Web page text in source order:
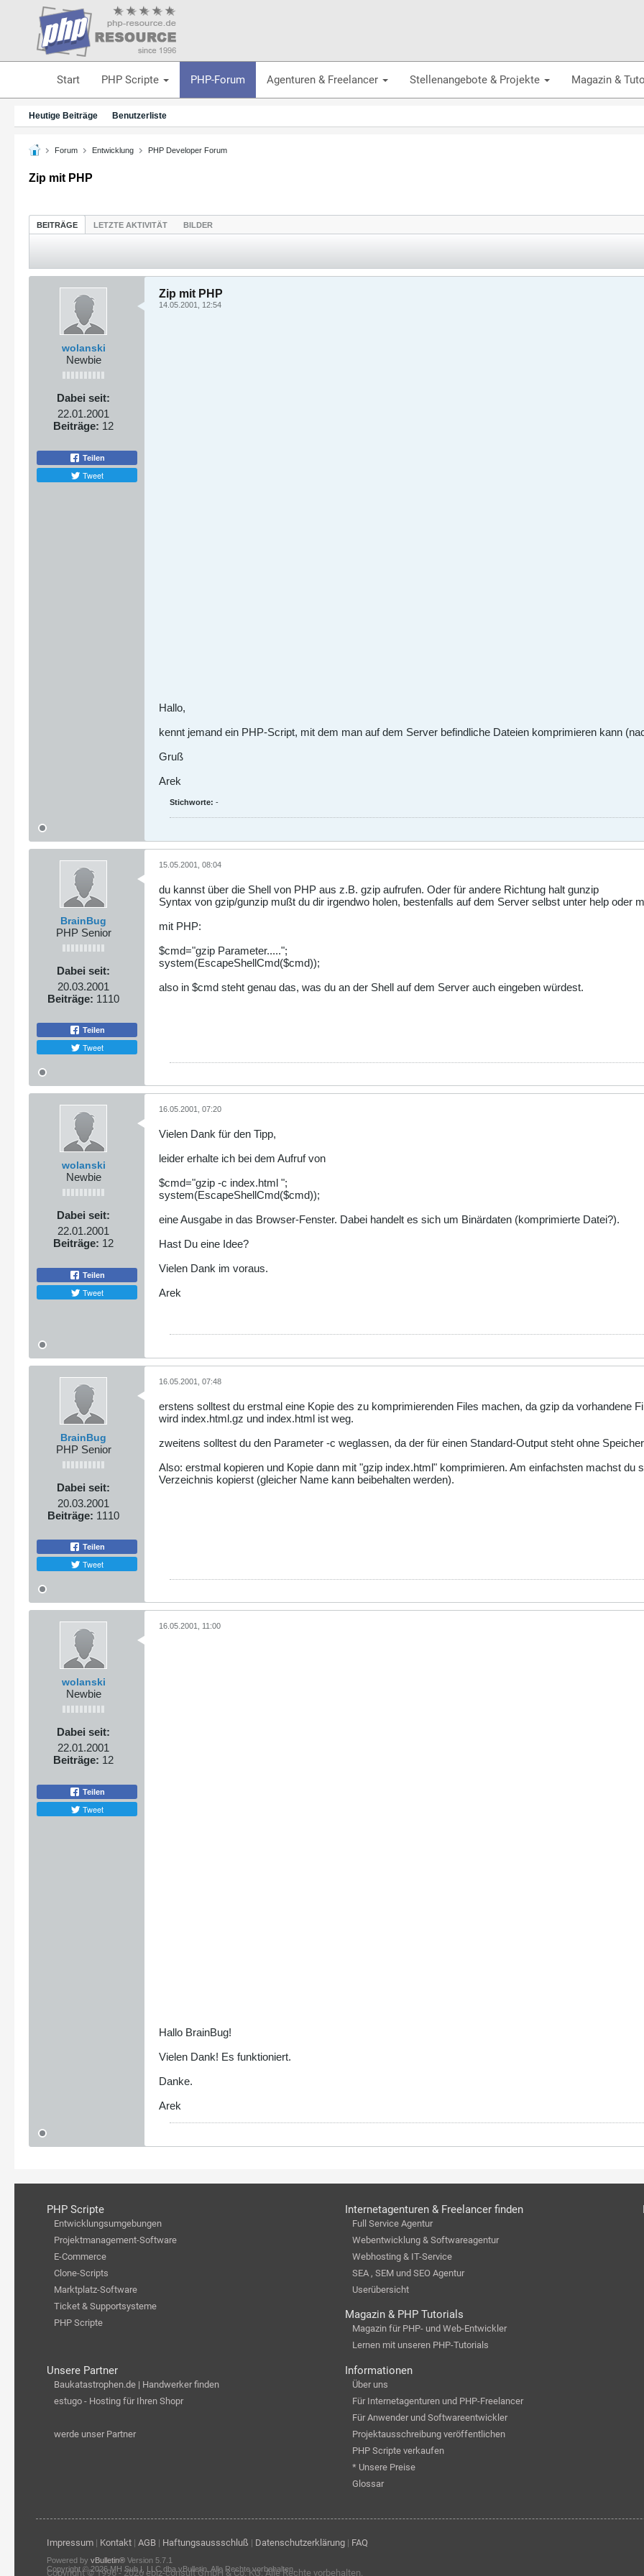
Start PHP Scripte PHP-Forum Agenturen & Freelancer Stellenangebote & Projekte Magazin &
Heutige Beiträge Benutzerliste
Forum Entwicklung PHP Developer Forum
Zip mit PHP
BEITRÄGE LETZTE AKTIVITÄT BILDER
wolanski
Newbie
Dabei seit:
22.01.2001
Beiträge: 12
Teilen
Tweet
Zip mit PHP
14.05.2001, 12:54
Hallo,
kennt jemand ein PHP-Script, mit dem man auf dem Server befindliche Dateien komprimieren kann
Gruß
Arek
Stichworte: -
BrainBug
PHP Senior
Dabei seit:
20.03.2001
Beiträge: 1110
Teilen
Tweet
15.05.2001, 08:04
du kannst über die Shell von PHP aus z.B. gzip aufrufen. Oder für andere Richtung halt gunzip
Syntax von gzip/gunzip mußt du dir irgendwo holen, bestenfalls auf dem Server selbst unter help oder
mit PHP:
$cmd="gzip Parameter.....";
system(EscapeShellCmd($cmd));
also in $cmd steht genau das, was du an der Shell auf dem Server auch eingeben würdest.
wolanski
Newbie
Dabei seit:
22.01.2001
Beiträge: 12
Teilen
Tweet
16.05.2001, 07:20
Vielen Dank für den Tipp,
leider erhalte ich bei dem Aufruf von
$cmd="gzip -c index.html ";
system(EscapeShellCmd($cmd));
eine Ausgabe in das Browser-Fenster. Dabei handelt es sich um Binärdaten (komprimierte Datei?).
Hast Du eine Idee?
Vielen Dank im voraus.
Arek
BrainBug
PHP Senior
Dabei seit:
20.03.2001
Beiträge: 1110
Teilen
Tweet
16.05.2001, 07:48
erstens solltest du erstmal eine Kopie des zu komprimierenden Files machen, da gzip da vorhandene
wird index.html.gz und index.html ist weg.
zweitens solltest du den Parameter -c weglassen, da der für einen Standard-Output steht ohne
Also: erstmal kopieren und Kopie dann mit "gzip index.html" komprimieren. Am einfachsten machst du
Verzeichnis kopierst (gleicher Name kann beibehalten werden).
wolanski
Newbie
Dabei seit:
22.01.2001
Beiträge: 12
Teilen
Tweet
16.05.2001, 11:00
Hallo BrainBug!
Vielen Dank! Es funktioniert.
Danke.
Arek
PHP Scripte
Entwicklungsumgebungen
Projektmanagement-Software
E-Commerce
Clone-Scripts
Marktplatz-Software
Ticket & Supportsysteme
PHP Scripte
Internetagenturen & Freelancer finden
Full Service Agentur
Webentwicklung & Softwareagentur
Webhosting & IT-Service
SEA , SEM und SEO Agentur
Userübersicht
Magazin & PHP Tutorials
Magazin für PHP- und Web-Entwickler
Lernen mit unseren PHP-Tutorials
Unsere Partner
Baukatastrophen.de | Handwerker finden
estugo - Hosting für Ihren Shopr
werde unser Partner
Informationen
Über uns
Für Internetagenturen und PHP-Freelancer
Für Anwender und Softwareentwickler
Projektausschreibung veröffentlichen
PHP Scripte verkaufen
* Unsere Preise
Glossar
Impressum| Kontakt| AGB| Haftungsaussschluß | Datenschutzerklärung| FAQ
Copyright © 1996 - 2026 ebiz-consult GmbH & Co. KG. Alle Rechte vorbehalten.
Powered by vBulletin®Version 5.7.1
Copyright © 2026 MH Sub I, LLC dba vBulletin. Alle Rechte vorbehalten.